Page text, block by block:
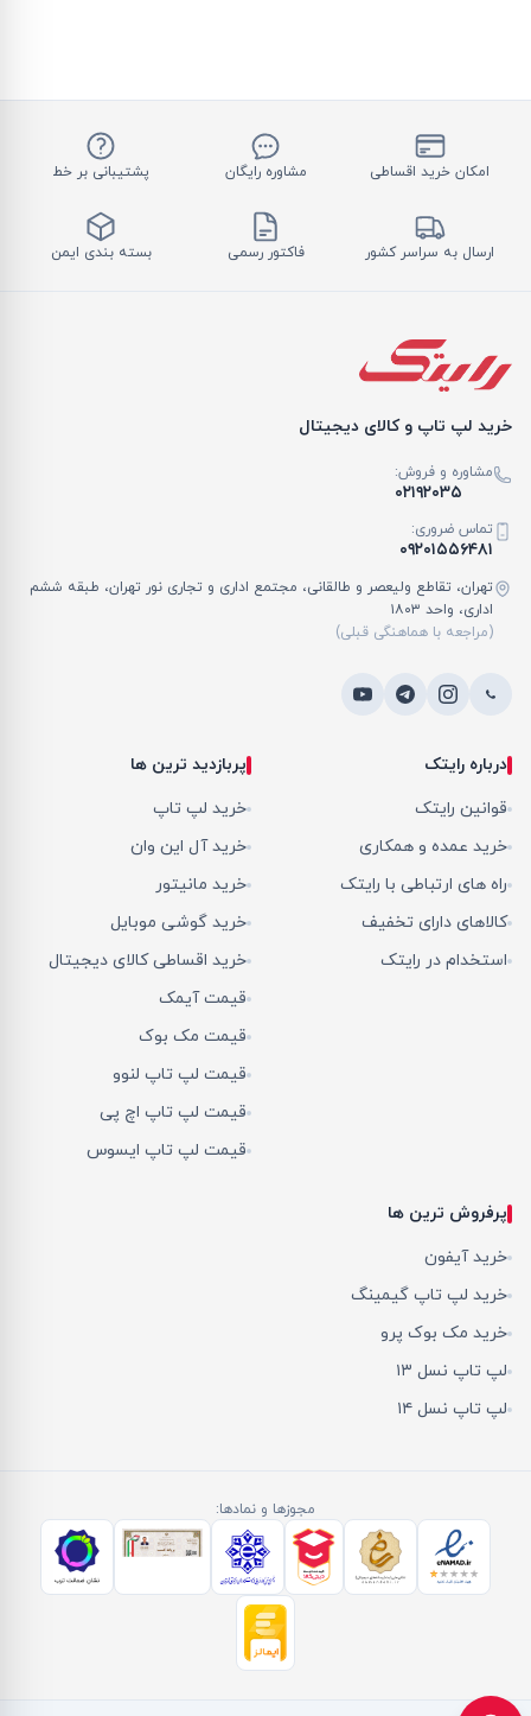
امکان خرید اقساطی مشاوره رایگان پشتیبانی بر خط
ارسال به سراسر کشور فاکتور رسمی بسته بندی ایمن
خرید لپ تاپ و کالای دیجیتال
مشاوره و فروش:
۰۲۱۹۲۰۳۵
تماس ضروری:
۰۹۲۰۱۵۵۶۴۸۱
تهران، تقاطع ولیعصر و طالقانی، مجتمع اداری و تجاری نور تهران، طبقه ششم
اداری، واحد ۱۸۰۳
(مراجعه با هماهنگی قبلی)
درباره رایتک
قوانین رایتک
خرید عمده و همکاری
راه های ارتباطی با رایتک
کالاهای دارای تخفیف
استخدام در رایتک
پربازدید ترین ها
خرید لپ تاپ
خرید آل این وان
خرید مانیتور
خرید گوشی موبایل
خرید اقساطی کالای دیجیتال
قیمت آیمک
قیمت مک بوک
قیمت لپ تاپ لنوو
قیمت لپ تاپ اچ پی
قیمت لپ تاپ ایسوس
پرفروش ترین ها
خرید آیفون
خرید لپ تاپ گیمینگ
خرید مک بوک پرو
لپ تاپ نسل ۱۳
لپ تاپ نسل ۱۴
مجوزها و نمادها: